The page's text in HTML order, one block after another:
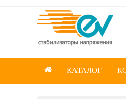
 КАТАЛОГ